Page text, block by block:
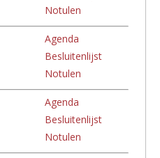
Notulen
Agenda
Besluitenlijst
Notulen
Agenda
Besluitenlijst
Notulen